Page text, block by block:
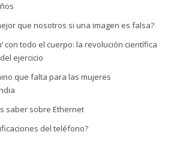
que nosotros si una imagen es falsa?
con todo el cuerpo: la revolución científica
ejercicio
que falta para las mujeres
saber sobre Ethernet
del teléfono?